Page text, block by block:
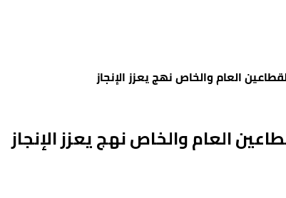
العام والخاص نهج يعزز الإنجاز
العام والخاص نهج يعزز الإنجاز